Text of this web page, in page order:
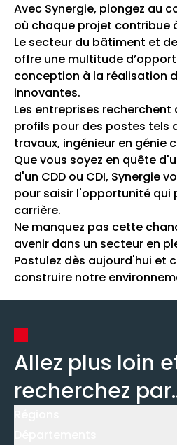
Avec Synergie, plongez au
où chaque projet contribue
Le secteur du bâtiment et
offre une multitude
conception à la réalisation
innovantes.
Les entreprises
profils pour des postes tels
travaux, ingénieur en génie
Que vous soyez en quête
d'un CDD ou CDI, Synergie
pour saisir l'opportunité qui
carrière.
Ne manquez pas cette
avenir dans un secteur en
Postulez dès aujourd'hui et
construire notre
Allez plus loin
recherchez